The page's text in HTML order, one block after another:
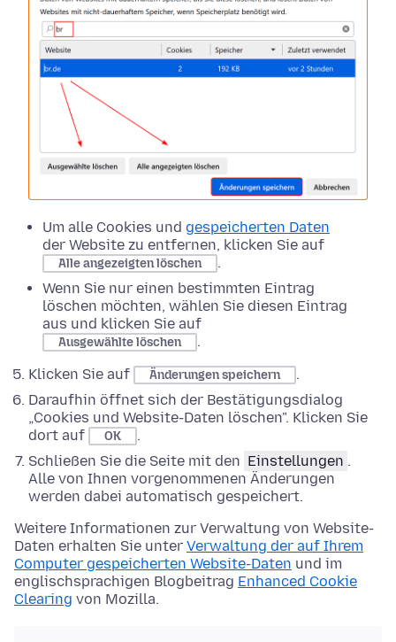
Um alle Cookies und gespeicherten Daten
der Website zu entfernen, klicken Sie auf
Alle angezeigten löschen
.
Wenn Sie nur einen bestimmten Eintrag
löschen möchten, wählen Sie diesen Eintrag
aus und klicken Sie auf
Ausgewählte löschen
.
Klicken Sie auf
Änderungen speichern
.
Daraufhin öffnet sich der Bestätigungsdialog
„Cookies und Website-Daten löschen". Klicken Sie
dort auf
OK
.
Schließen Sie die Seite mit den Einstellungen .
Alle von Ihnen vorgenommenen Änderungen
werden dabei automatisch gespeichert.
Weitere Informationen zur Verwaltung von Website-
Daten erhalten Sie unter Verwaltung der auf Ihrem
Computer gespeicherten Website-Daten und im
englischsprachigen Blogbeitrag Enhanced Cookie
Clearing von Mozilla.